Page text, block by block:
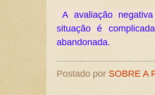
A avaliação
situação é
abandonada.
Postado por SOBRE A